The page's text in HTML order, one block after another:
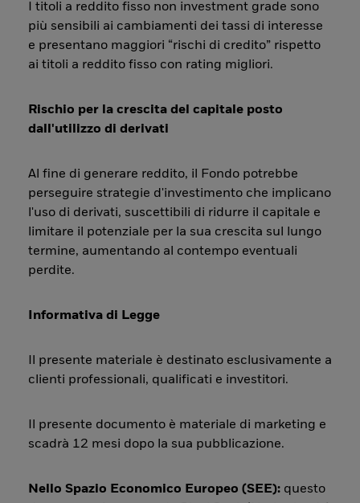
I titoli a reddito fisso non investment grade sono
più sensibili ai cambiamenti dei tassi di interesse
e presentano maggiori “rischi di credito” rispetto
ai titoli a reddito fisso con rating migliori.
Rischio per la crescita del capitale posto
dall'utilizzo di derivati
Al fine di generare reddito, il Fondo potrebbe
perseguire strategie d'investimento che implicano
l'uso di derivati, suscettibili di ridurre il capitale e
limitare il potenziale per la sua crescita sul lungo
termine, aumentando al contempo eventuali
perdite.
Informativa di Legge
Il presente materiale è destinato esclusivamente a
clienti professionali, qualificati e investitori.
Il presente documento è materiale di marketing e
scadrà 12 mesi dopo la sua pubblicazione.
Nello Spazio Economico Europeo (SEE): questo